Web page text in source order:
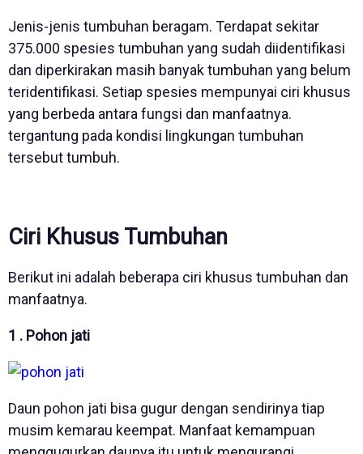
Jenis-jenis tumbuhan beragam. Terdapat sekitar
375.000 spesies tumbuhan yang sudah diidentifikasi
dan diperkirakan masih banyak tumbuhan yang belum
teridentifikasi. Setiap spesies mempunyai ciri khusus
yang berbeda antara fungsi dan manfaatnya.
tergantung pada kondisi lingkungan tumbuhan
tersebut tumbuh.
Ciri Khusus Tumbuhan
Berikut ini adalah beberapa ciri khusus tumbuhan dan
manfaatnya.
1 . Pohon jati
Daun pohon jati bisa gugur dengan sendirinya tiap
musim kemarau keempat. Manfaat kemampuan